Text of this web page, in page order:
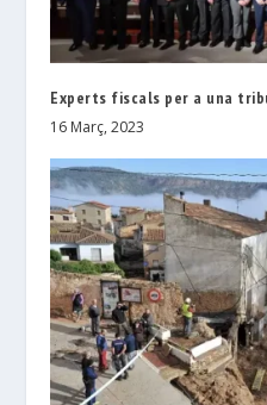
Experts fiscals per a una
16 Març, 2023